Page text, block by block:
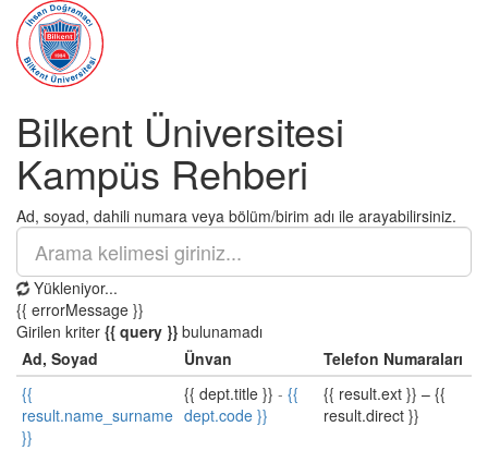
Bilkent Üniversitesi
Kampüs Rehberi
Ad, soyad, dahili numara veya bölüm/birim adı ile arayabilirsiniz.
Yükleniyor...
{{ errorMessage }}
Girilen kriter {{ query }} bulunamadı
Ad, Soyad
Ünvan
Telefon Numaraları
{{
result.name_surname
}}
{{ dept.title }} - {{
dept.code }}
{{ result.ext }} – {{
result.direct }}